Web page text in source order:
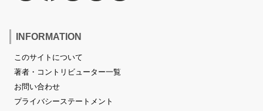
INFORMATION
このサイトについて
著者・コントリビューター一覧
お問い合わせ
プライバシーステートメント